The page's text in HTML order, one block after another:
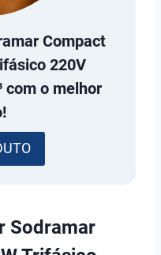
Compact
220V
com o melhor
Sodramar